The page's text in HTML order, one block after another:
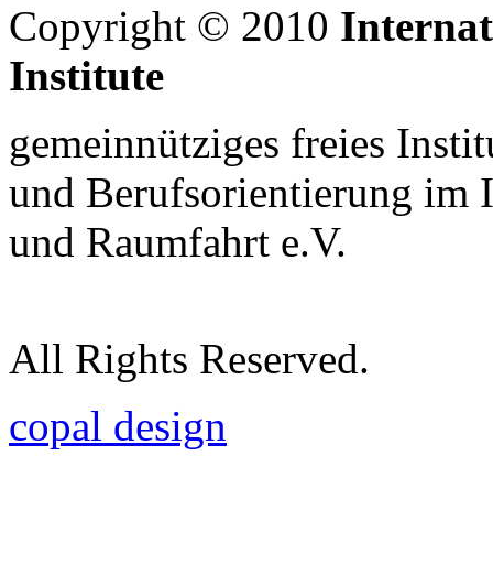
Copyright © 2010
Institute
gemeinnütziges freies
und Berufsorientierung im
und Raumfahrt e.V.
All Rights Reserved.
copal design